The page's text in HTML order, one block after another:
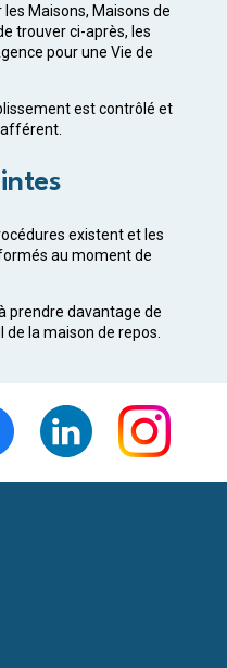
Maisons, Maisons de
trouver ci-après, les
pour une Vie de
est contrôlé et
existent et les
au moment de
prendre davantage de
la maison de repos.